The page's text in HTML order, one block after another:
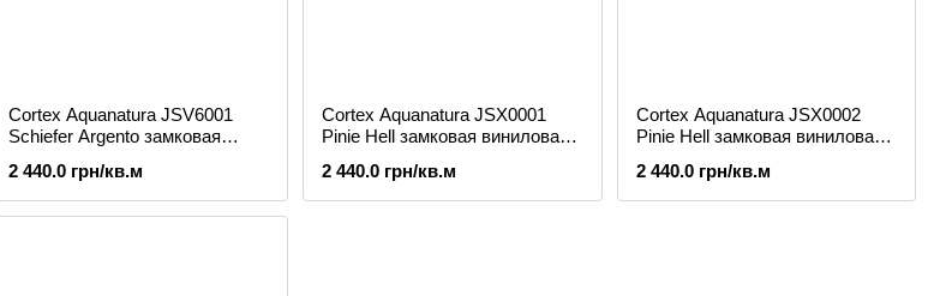
Cortex Aquanatura JSV6001
Schiefer Argento замковая
2 440.0 грн/кв.м
Cortex Aquanatura JSX0001
Pinie Hell замковая виниловая
2 440.0 грн/кв.м
Cortex Aquanatura JSX0002
Pinie Hell замковая виниловая
2 440.0 грн/кв.м